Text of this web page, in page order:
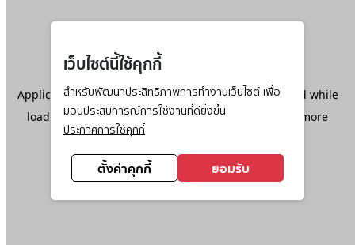
เว็บไซต์นี้ใช้คุกกี้
สำหรับพัฒนาประสิทธิภาพการทำงานเว็บไซต์ เพื่อ
มอบประสบการณ์การใช้งานที่ดียิ่งขึ้น
ประกาศการใช้คุกกี้
ตั้งค่าคุกกี้ ยอมรับ
Application error: aclient-side exception has occurred while
loadingwww.ktc.co.th(see the browser console
for more
information).